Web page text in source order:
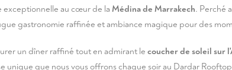
exceptionnelle au cœur de la Médina de Marrakech. Perché
gastronomie raffinée et ambiance magique pour des
un dîner raffiné tout en admirant le coucher de soleil sur
unique que nous vous offrons chaque soir au Dardar